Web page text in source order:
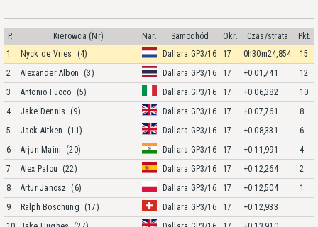
P. Kierowca (Nr) Nar. Samochód Okr. Czas/strata
Pkt.
1
Nyck de Vries (4) Dallara GP3/16 17 0h30m24,854
15
2
Alexander Albon (3) Dallara GP3/16 17 +0:01,741
12
3
Antonio Fuoco (5) Dallara GP3/16 17 +0:06,382
10
4
Jake Dennis (9) Dallara GP3/16 17 +0:07,761
8
5
Jack Aitken (11) Dallara GP3/16 17 +0:08,331
6
6
Arjun Maini (20) Dallara GP3/16 17 +0:11,991
4
7
Alex Palou (22) Dallara GP3/16 17 +0:12,264
2
8
Artur Janosz (6) Dallara GP3/16 17 +0:12,504
1
9
Ralph Boschung (17) Dallara GP3/16 17
+0:12,933